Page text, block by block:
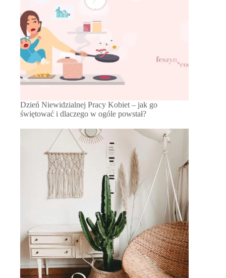
Dzień Niewidzialnej Pracy Kobiet – jak go
świętować i dlaczego w ogóle powstał?